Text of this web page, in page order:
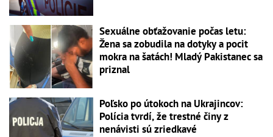
Sexuálne obťažovanie počas letu:
Žena sa zobudila na dotyky a pocit
mokra na šatách! Mladý Pakistanec sa
priznal
Poľsko po útokoch na Ukrajincov:
Polícia tvrdí, že trestné činy z
nenávisti sú zriedkavé